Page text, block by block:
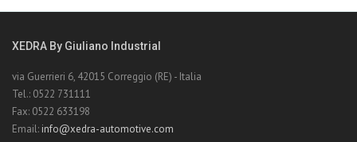
XEDRA By Giuliano Industrial
via Guerrieri 6, 42015 Correggio (RE) - Italia
Tel.: 0522 731111
Fax: 0522 633198
Email: info@xedra-automotive.com